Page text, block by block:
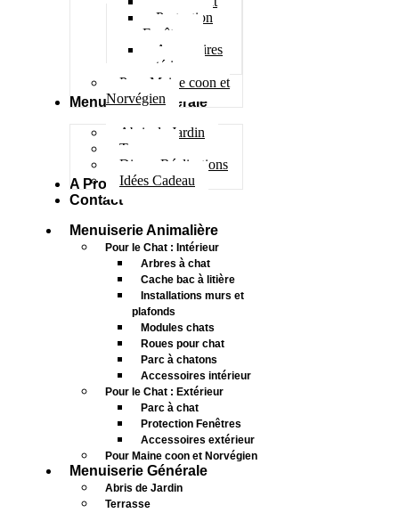
Protection
Fenêtres
Accessoires
extérieur
Pour Maine coon et
Norvégien
Menuiserie Générale
Abris de Jardin
Terrasse
Divers Réalisations
Idées Cadeau
A Propos
Contact
Menuiserie Animalière
Pour le Chat : Intérieur
Arbres à chat
Cache bac à litière
Installations murs et
plafonds
Modules chats
Roues pour chat
Parc à chatons
Accessoires intérieur
Pour le Chat : Extérieur
Parc à chat
Protection Fenêtres
Accessoires extérieur
Pour Maine coon et Norvégien
Menuiserie Générale
Abris de Jardin
Terrasse